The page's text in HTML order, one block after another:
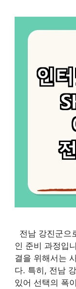
전남 강진군으
인 준비 과정입
결을 위해서는
다. 특히, 전남
있어 선택의 폭